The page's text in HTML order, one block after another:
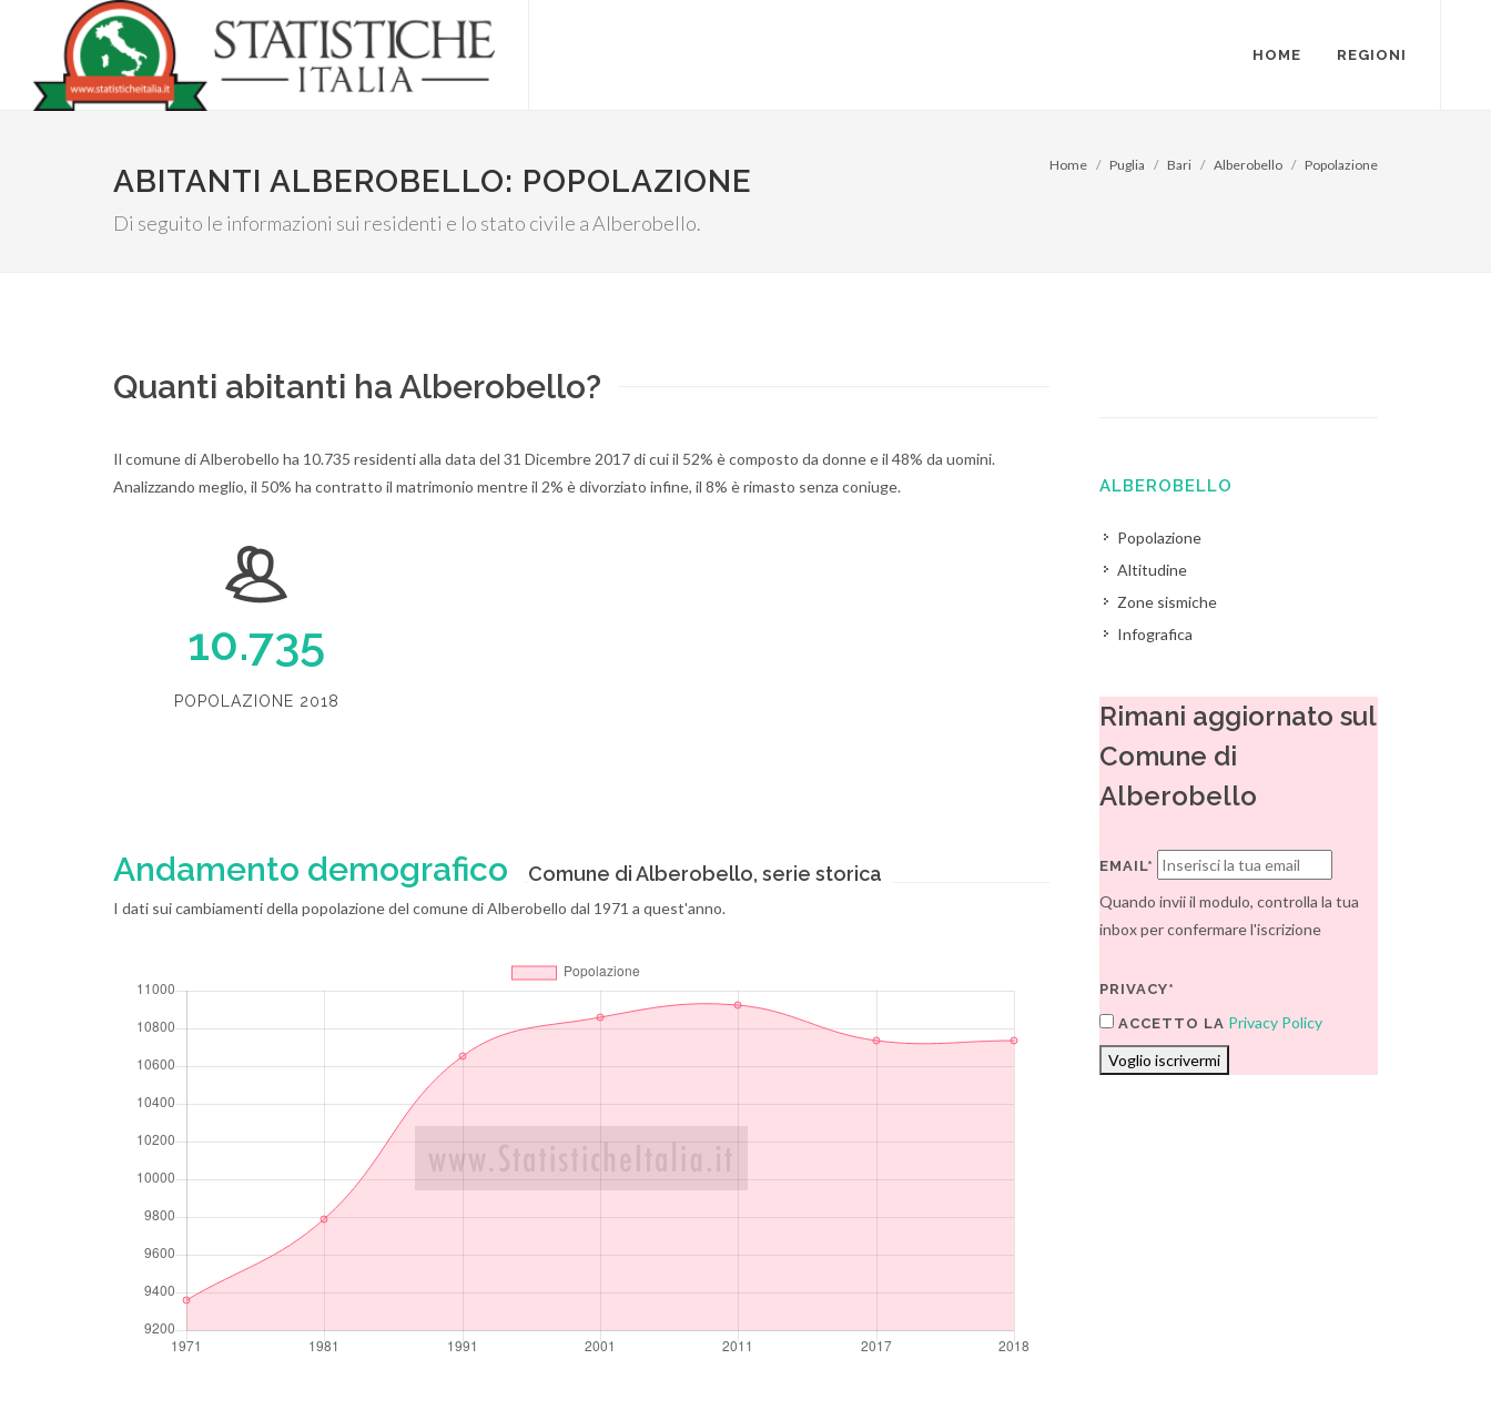
HOME REGIONI
ABITANTI ALBEROBELLO: POPOLAZIONE
Di seguito le informazioni sui residenti e lo stato civile a Alberobello.
Home Puglia Bari Alberobello Popolazione
Quanti abitanti ha Alberobello?
Il comune di Alberobello ha 10.735 residenti alla data del 31 Dicembre 2017 di cui il 52% è composto da donne e il 48% da uomini.
Analizzando meglio, il 50% ha contratto il matrimonio mentre il 2% è divorziato infine, il 8% è rimasto senza coniuge.
10.735
POPOLAZIONE 2018
Andamento demografico Comune di Alberobello, serie storica
I dati sui cambiamenti della popolazione del comune di Alberobello dal 1971 a quest'anno.
ALBEROBELLO
Popolazione
Altitudine
Zone sismiche
Infografica
Rimani aggiornato sul
Comune di
Alberobello
EMAIL*
Quando invii il modulo, controlla la tua
inbox per confermare l'iscrizione
PRIVACY*
ACCETTO LA Privacy Policy
Voglio iscrivermi